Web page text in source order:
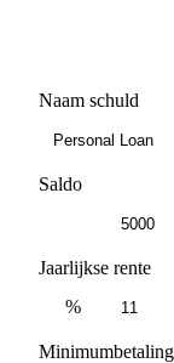
Naam schuld
Saldo
Jaarlijkse rente
%
Minimumbetaling